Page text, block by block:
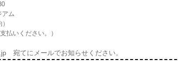
ム
払いください。）
宛てにメールでお知らせください。